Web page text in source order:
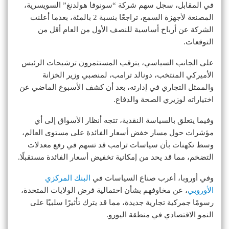
في المقابل، سجل سهم شركة “سونوفا هولدنغ” السويسرية،
المصنعة لأجهزة السمع، تراجعًا بنسبة 2 بالمئة، بعدما أعلنت
الشركة عن أرباح أساسية للنصف الأول من العام أقل من
التوقعات.
على الجانب السياسي، يترقب المستثمرون ترشيحات الرئيس
الأميركي المنتخب، دونالد ترامب، لمنصبي وزير الخزانة
والممثل التجاري في إدارته، بعد أن كشف الأسبوع الماضي عن
اختياراته لوزيري الصحة والدفاع.
وفيما يتعلق بالسياسة النقدية، تتجه أنظار الأسواق إلى أي
مؤشرات حول مسار خفض أسعار الفائدة على مستوى العالم،
وسط تكهنات بأن سياسات ترامب قد تسهم في رفع معدلات
التضخم، مما قد يحد من إمكانية تخفيض أسعار الفائدة مستقبلًا.
وفي أوروبا، أعرب صناع السياسات في
البنك المركزي
الأوروبي، عن مخاوفهم بشأن احتمالية فرض الولايات المتحدة،
رسومًا جمركية تجارية جديدة، مما قد يترك تأثيرًا سلبيًا على
النمو الاقتصادي في منطقة اليورو.